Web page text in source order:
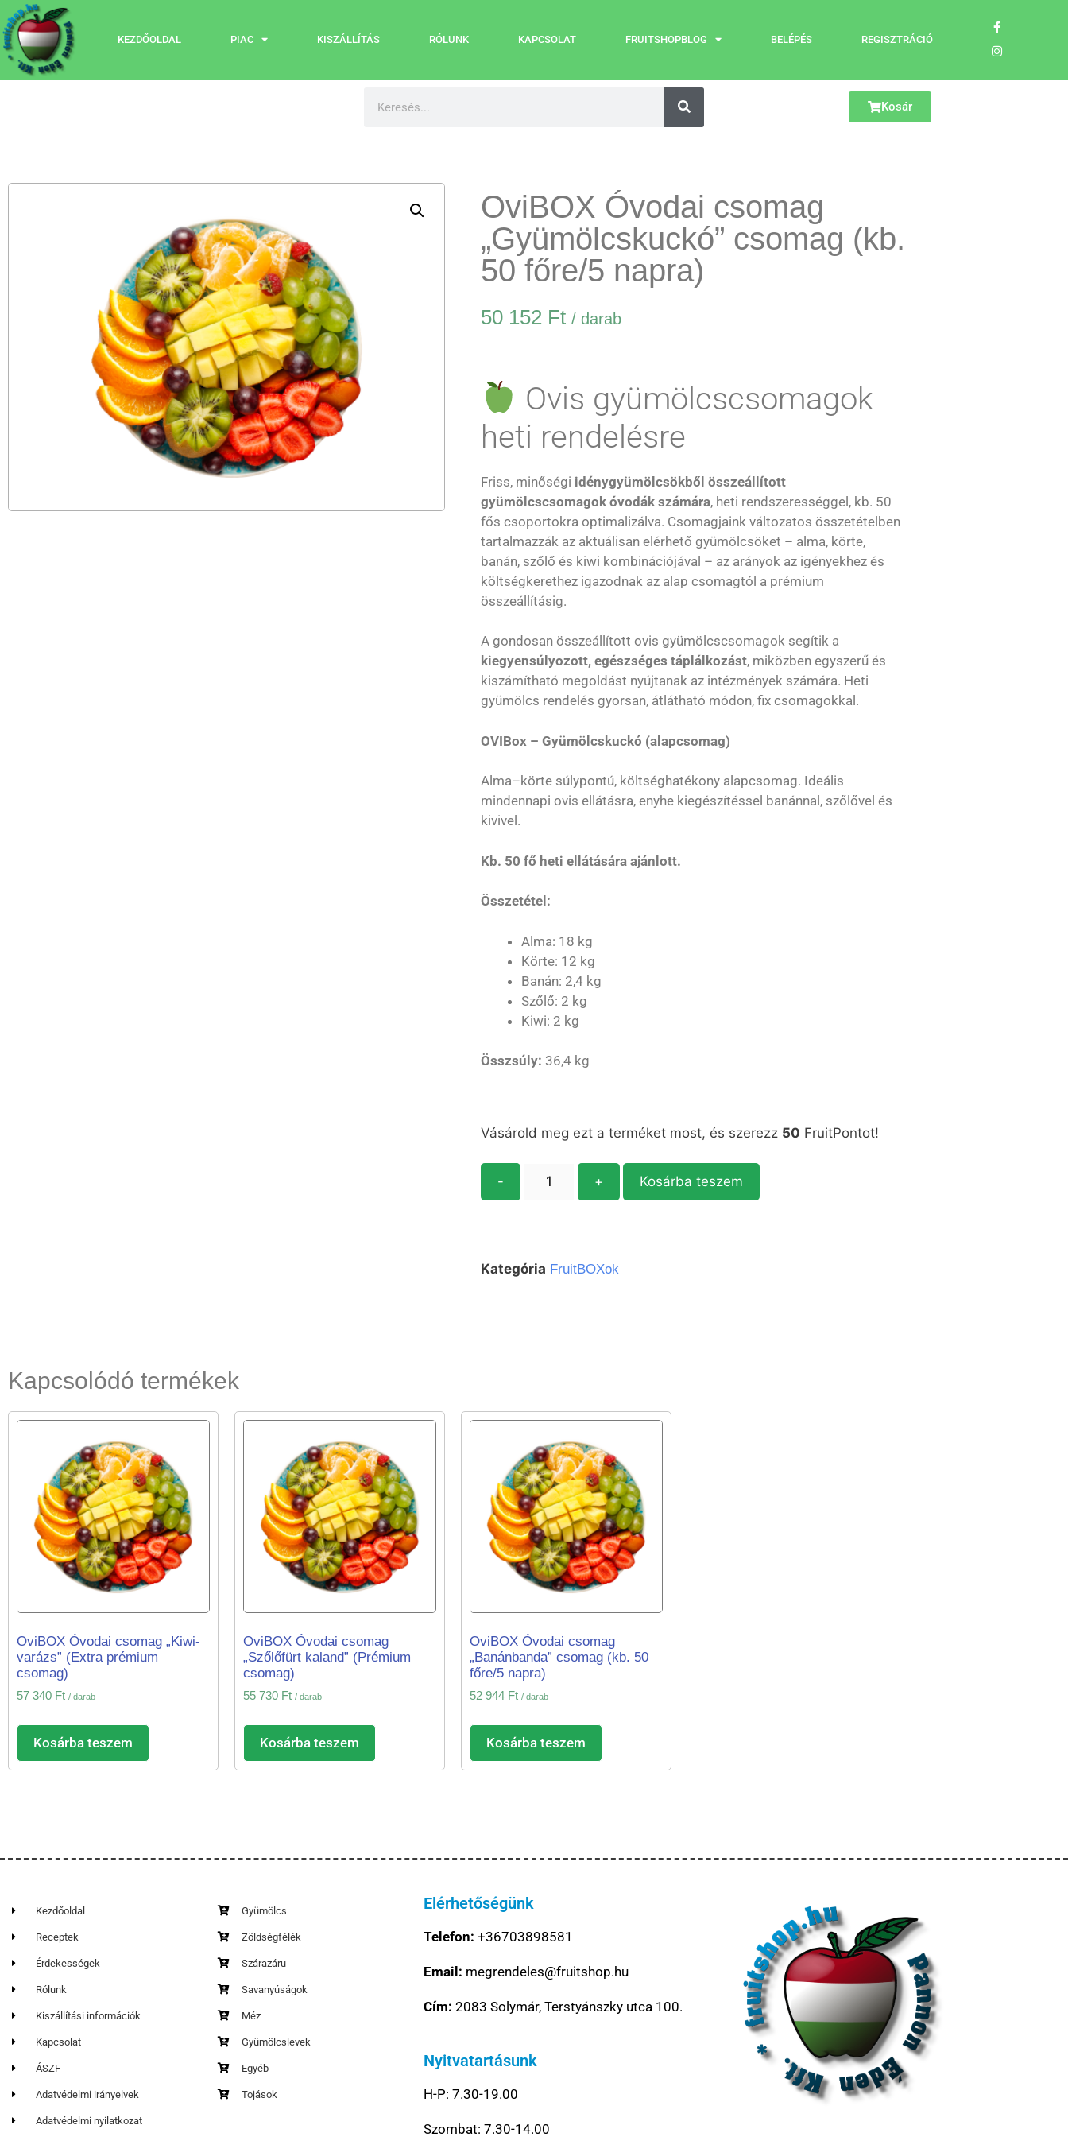
KEZDŐOLDAL PIAC KISZÁLLÍTÁS RÓLUNK KAPCSOLAT FRUITSHOPBLOG BELÉPÉS REGISZTRÁCIÓ
Kosár
OviBOX Óvodai csomag
„Gyümölcskuckó” csomag (kb.
50 főre/5 napra)
50 152 Ft / darab
Ovis gyümölcscsomagok
heti rendelésre
Friss, minőségi idénygyümölcsökből összeállított
gyümölcscsomagok óvodák számára, heti rendszerességgel, kb. 50
fős csoportokra optimalizálva. Csomagjaink változatos összetételben
tartalmazzák az aktuálisan elérhető gyümölcsöket – alma, körte,
banán, szőlő és kiwi kombinációjával – az arányok az igényekhez és
költségkerethez igazodnak az alap csomagtól a prémium
összeállításig.
A gondosan összeállított ovis gyümölcscsomagok segítik a
kiegyensúlyozott, egészséges táplálkozást, miközben egyszerű és
kiszámítható megoldást nyújtanak az intézmények számára. Heti
gyümölcs rendelés gyorsan, átlátható módon, fix csomagokkal.
OVIBox – Gyümölcskuckó (alapcsomag)
Alma–körte súlypontú, költséghatékony alapcsomag. Ideális
mindennapi ovis ellátásra, enyhe kiegészítéssel banánnal, szőlővel és
kivivel.
Kb. 50 fő heti ellátására ajánlott.
Összetétel:
Alma: 18 kg
Körte: 12 kg
Banán: 2,4 kg
Szőlő: 2 kg
Kiwi: 2 kg
Összsúly: 36,4 kg
Vásárold meg ezt a terméket most, és szerezz 50 FruitPontot!
- + Kosárba teszem
Kategória FruitBOXok
Kapcsolódó termékek
OviBOX Óvodai csomag „Kiwi-
varázs” (Extra prémium
csomag)
57 340 Ft / darab
Kosárba teszem
OviBOX Óvodai csomag
„Szőlőfürt kaland” (Prémium
csomag)
55 730 Ft / darab
Kosárba teszem
OviBOX Óvodai csomag
„Banánbanda” csomag (kb. 50
főre/5 napra)
52 944 Ft / darab
Kosárba teszem
Kezdőoldal
Receptek
Érdekességek
Rólunk
Kiszállítási információk
Kapcsolat
ÁSZF
Adatvédelmi irányelvek
Adatvédelmi nyilatkozat
Gyümölcs
Zöldségfélék
Szárazáru
Savanyúságok
Méz
Gyümölcslevek
Egyéb
Tojások
Elérhetőségünk
Telefon: +36703898581
Email: megrendeles@fruitshop.hu
Cím: 2083 Solymár, Terstyánszky utca 100.
Nyitvatartásunk
H-P: 7.30-19.00
Szombat: 7.30-14.00